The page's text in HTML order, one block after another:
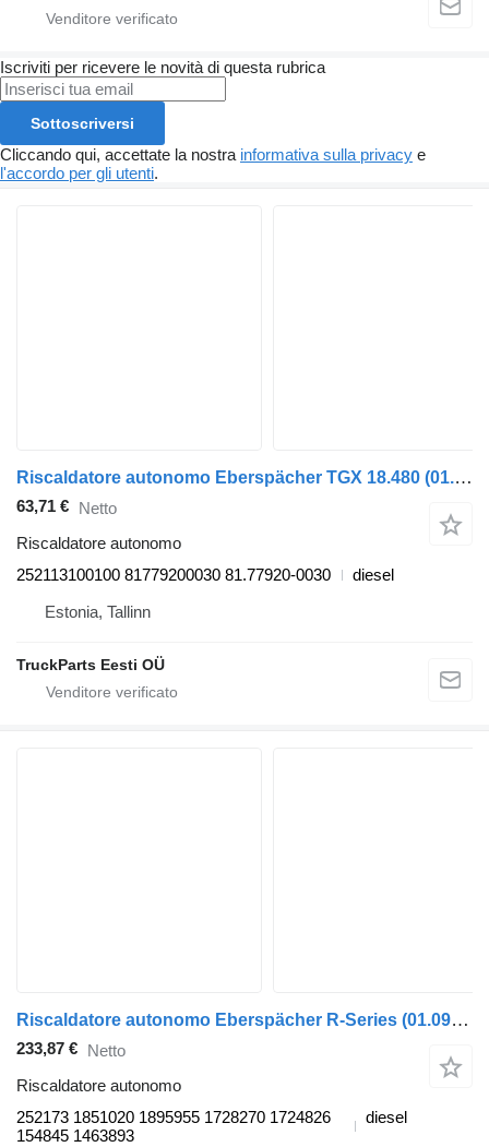
Iscriviti per ricevere le novità di questa rubrica
Sottoscriversi
Cliccando qui, accettate la nostra informativa sulla privacy e
l'accordo per gli utenti.
Riscaldatore autonomo Eberspächer TGX 18.480 (01.07-) 252113100100 per trattore stradale MAN TGL, TGM, TGS, TGX (2005-2021)
63,71 € Netto
Riscaldatore autonomo
252113100100 81779200030 81.77920-0030
diesel
Estonia, Tallinn
TruckParts Eesti OÜ
Riscaldatore autonomo Eberspächer R-Series (01.09-) 252173 per trattore stradale Scania P,G,R,T-series (2004-2017)
233,87 € Netto
Riscaldatore autonomo
252173 1851020 1895955 1728270 1724826
154845 1463893
diesel